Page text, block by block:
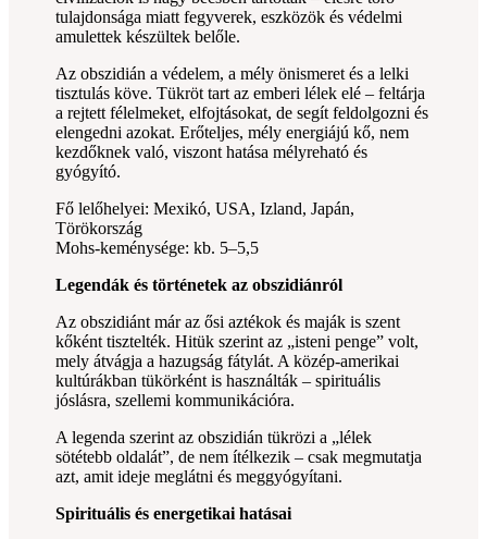
tulajdonsága miatt fegyverek, eszközök és védelmi
amulettek készültek belőle.
Az obszidián a védelem, a mély önismeret és a lelki
tisztulás köve. Tükröt tart az emberi lélek elé – feltárja
a rejtett félelmeket, elfojtásokat, de segít feldolgozni és
elengedni azokat. Erőteljes, mély energiájú kő, nem
kezdőknek való, viszont hatása mélyreható és
gyógyító.
Fő lelőhelyei: Mexikó, USA, Izland, Japán,
Törökország
Mohs-keménysége: kb. 5–5,5
Legendák és történetek az obszidiánról
Az obszidiánt már az ősi aztékok és maják is szent
kőként tisztelték. Hitük szerint az „isteni penge” volt,
mely átvágja a hazugság fátylát. A közép-amerikai
kultúrákban tükörként is használták – spirituális
jóslásra, szellemi kommunikációra.
A legenda szerint az obszidián tükrözi a „lélek
sötétebb oldalát”, de nem ítélkezik – csak megmutatja
azt, amit ideje meglátni és meggyógyítani.
Spirituális és energetikai hatásai